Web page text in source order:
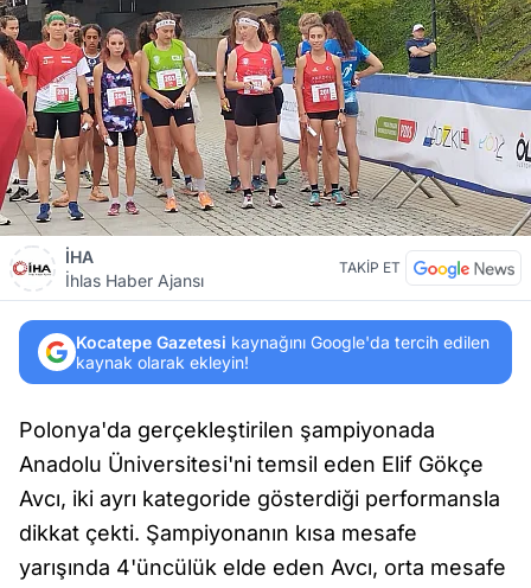
İHA
İhlas Haber Ajansı
TAKİP ET
Kocatepe Gazetesi kaynağını Google'da tercih edilen
kaynak olarak ekleyin!
Polonya'da gerçekleştirilen şampiyonada
Anadolu Üniversitesi'ni temsil eden Elif Gökçe
Avcı, iki ayrı kategoride gösterdiği performansla
dikkat çekti. Şampiyonanın kısa mesafe
yarışında 4'üncülük elde eden Avcı, orta mesafe